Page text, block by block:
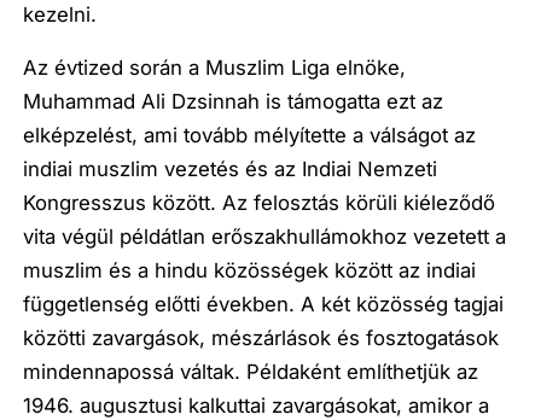
kezelni.
Az évtized során a Muszlim Liga elnöke,
Muhammad Ali Dzsinnah is támogatta ezt az
elképzelést, ami tovább mélyítette a válságot az
indiai muszlim vezetés és az Indiai Nemzeti
Kongresszus között. Az felosztás körüli kiéleződő
vita végül példátlan erőszakhullámokhoz vezetett a
muszlim és a hindu közösségek között az indiai
függetlenség előtti években. A két közösség tagjai
közötti zavargások, mészárlások és fosztogatások
mindennapossá váltak. Példaként említhetjük az
1946. augusztusi kalkuttai zavargásokat, amikor a